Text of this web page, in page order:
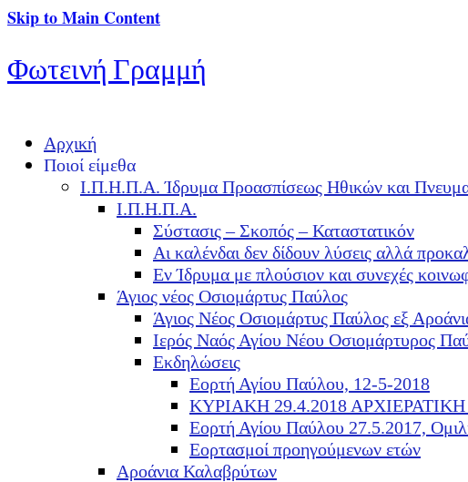
Skip to Main Content
Φωτεινή Γραμμή
Αρχική
Ποιοί είμεθα
Ι.Π.Η.Π.Α. Ίδρυμα Προασπίσεως Ηθικών και
Ι.Π.Η.Π.Α.
Σύστασις – Σκοπός – Καταστατικόν
Αι καλένδαι δεν δίδουν λύσεις αλλά
Εν Ίδρυμα με πλούσιον και συνεχές
Άγιος νέος Οσιομάρτυς Παύλος
Άγιος Νέος Οσιομάρτυς Παύλος εξ
Ιερός Ναός Αγίου Νέου Οσιομάρτυρος
Εκδηλώσεις
Εορτή Αγίου Παύλου, 12-5-2018
ΚΥΡΙΑΚΗ 29.4.2018
Εορτή Αγίου Παύλου 27.5.2017,
Εορτασμοί προηγούμενων ετών
Αροάνια Καλαβρύτων